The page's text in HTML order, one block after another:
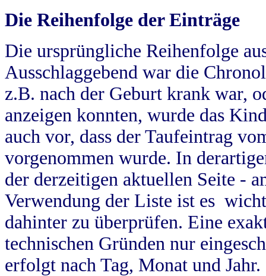
Die Reihenfolge der Einträge
Die ursprüngliche Reihenfolge
Ausschlaggebend war die
z.B. nach der Geburt krank war,
anzeigen konnten, wurde das
auch vor, dass der Taufeintrag
vorgenommen wurde. In
der derzeitigen aktuellen Seite -
Verwendung der Liste ist es
dahinter zu überprüfen. Eine
technischen Gründen nur
erfolgt nach Tag, Monat und Jahr.